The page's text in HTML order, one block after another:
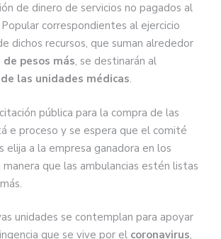
de dinero de servicios no pagados al
correspondientes al ejercicio
dichos recursos, que suman alrededor
pesos más, se destinarán al
las unidades médicas.
pública para la compra de las
e proceso y se espera que el comité
elija a la empresa ganadora en los
que las ambulancias estén listas
unidades se contemplan para apoyar
que se vive por el coronavirus,